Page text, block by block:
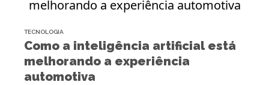
TECNOLOGIA
Como a inteligência artificial está
melhorando a experiência
automotiva